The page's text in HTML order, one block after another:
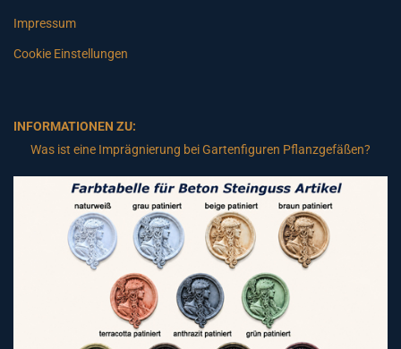
Impressum
Cookie Einstellungen
INFORMATIONEN ZU:
Was ist eine Imprägnierung bei Gartenfiguren Pflanzgefäßen?